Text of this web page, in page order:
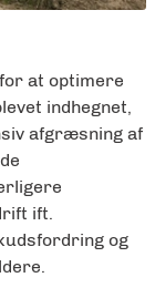
at optimere
indhegnet,
afgræsning af
ift.
og